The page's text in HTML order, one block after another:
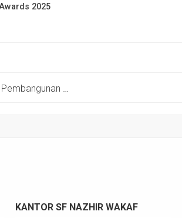
2025
Negara
KANTOR SF NAZHIR WAKAF